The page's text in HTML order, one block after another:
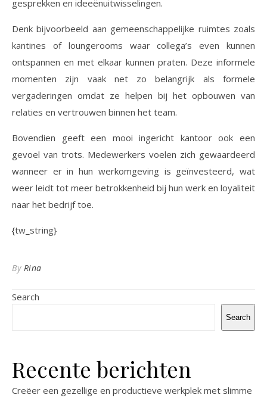
gesprekken en ideeënuitwisselingen.
Denk bijvoorbeeld aan gemeenschappelijke ruimtes zoals
kantines of loungerooms waar collega’s even kunnen
ontspannen en met elkaar kunnen praten. Deze informele
momenten zijn vaak net zo belangrijk als formele
vergaderingen omdat ze helpen bij het opbouwen van
relaties en vertrouwen binnen het team.
Bovendien geeft een mooi ingericht kantoor ook een
gevoel van trots. Medewerkers voelen zich gewaardeerd
wanneer er in hun werkomgeving is geïnvesteerd, wat
weer leidt tot meer betrokkenheid bij hun werk en loyaliteit
naar het bedrijf toe.
{tw_string}
By Rina
Search
Search
Recente berichten
Creëer een gezellige en productieve werkplek met slimme